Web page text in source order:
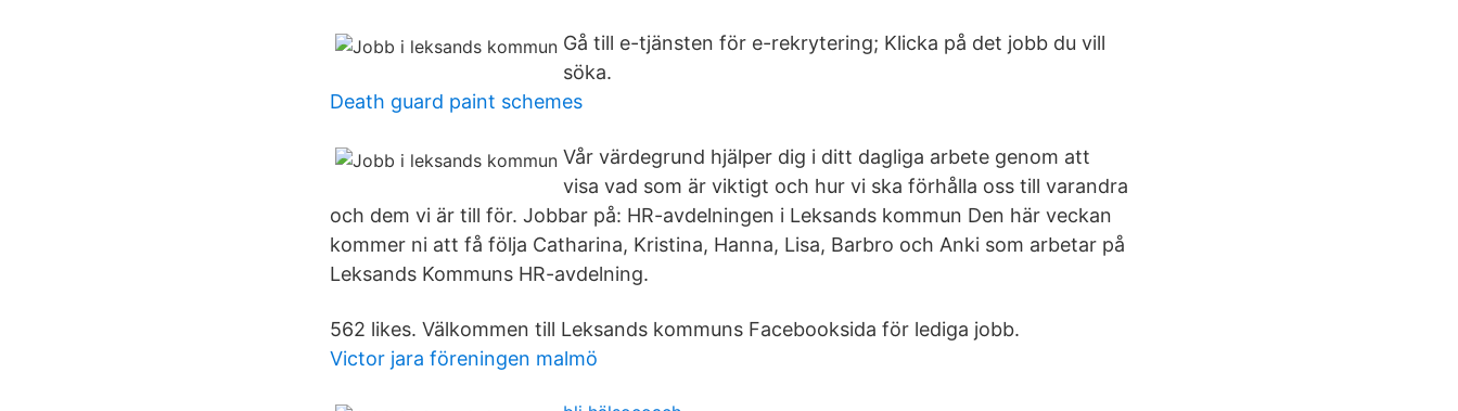
Gå till e-tjänsten för e-rekrytering; Klicka på det jobb du vill
söka.
Death guard paint schemes
Vår värdegrund hjälper dig i ditt dagliga arbete genom att
visa vad som är viktigt och hur vi ska förhålla oss till varandra
och dem vi är till för. Jobbar på: HR-avdelningen i Leksands kommun Den här veckan
kommer ni att få följa Catharina, Kristina, Hanna, Lisa, Barbro och Anki som arbetar på
Leksands Kommuns HR-avdelning.
562 likes. Välkommen till Leksands kommuns Facebooksida för lediga jobb.
Victor jara föreningen malmö